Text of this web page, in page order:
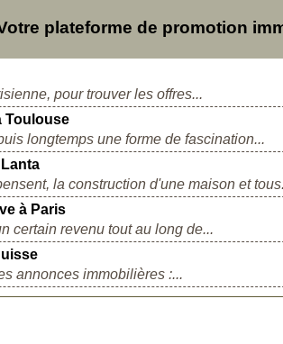
plateforme de promotion
pour trouver les offres...
Toulouse
longtemps une forme de fascination...
la construction d'une maison et
à Paris
certain revenu tout au long de...
annonces immobilières :...